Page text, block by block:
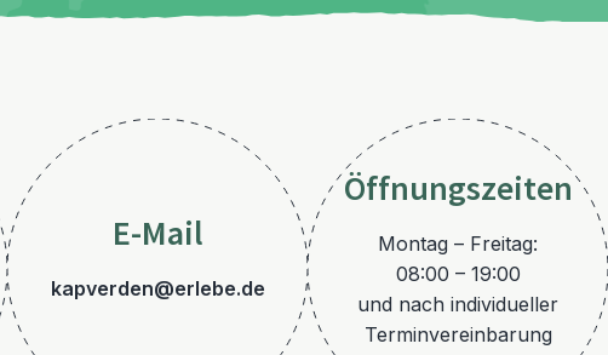
E-Mail
kapverden@erlebe.de
Öffnungszeiten
Montag – Freitag:
08:00 – 19:00
und nach individueller
Terminvereinbarung